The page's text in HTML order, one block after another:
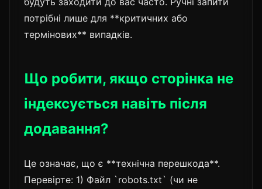
потрібні лише для **критичних або
термінових** випадків.
Що робити, якщо сторінка не
індексується навіть після
додавання?
Це означає, що є **технічна перешкода**.
Перевірте: 1) Файл `robots.txt` (чи не